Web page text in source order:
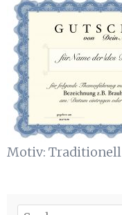
Motiv: Traditionell